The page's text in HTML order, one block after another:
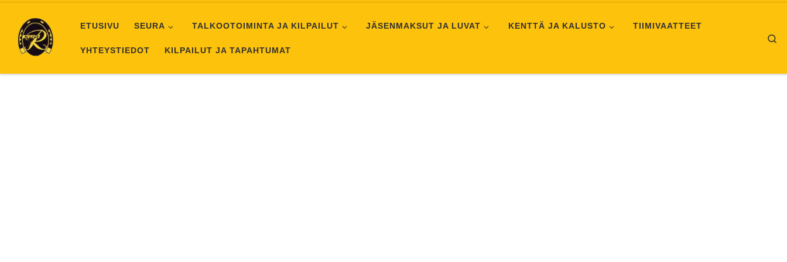
Skip to content
ETUSIVU SEURA TALKOOTOIMINTA JA KILPAILUT JÄSENMAKSUT JA LUVAT KENTTÄ JA KALUSTO TIIMIVAATTEET
YHTEYSTIEDOT KILPAILUT JA TAPAHTUMAT